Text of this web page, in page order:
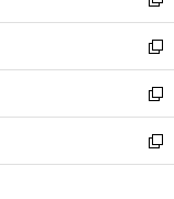
開
く
ウ
で
開
く
ン
ド
ウ
で
開
く
ウ
ィ
ン
ド
ウ
で
開
し
い
ウ
ィ
ン
ド
ウ
新
し
い
ウ
ィ
ン
新
し
い
ウ
新
し